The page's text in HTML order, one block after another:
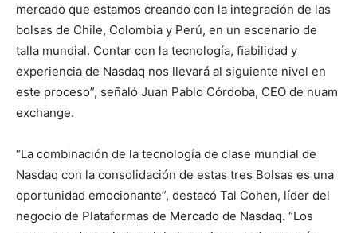
mercado que estamos creando con la integración de las
bolsas de Chile, Colombia y Perú, en un escenario de
talla mundial. Contar con la tecnología, ﬁabilidad y
experiencia de Nasdaq nos llevará al siguiente nivel en
este proceso”, señaló Juan Pablo Córdoba, CEO de nuam
exchange.
“La combinación de la tecnología de clase mundial de
Nasdaq con la consolidación de estas tres Bolsas es una
oportunidad emocionante”, destacó Tal Cohen, líder del
negocio de Plataformas de Mercado de Nasdaq. “Los